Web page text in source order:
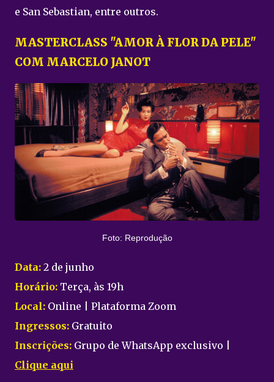
e San Sebastian, entre outros.
MASTERCLASS "AMOR À FLOR DA PELE"
COM MARCELO JANOT
Foto: Reprodução
Data: 2 de junho
Horário: Terça, às 19h
Local: Online | Plataforma Zoom
Ingressos: Gratuito
Inscrições: Grupo de WhatsApp exclusivo |
Clique aqui